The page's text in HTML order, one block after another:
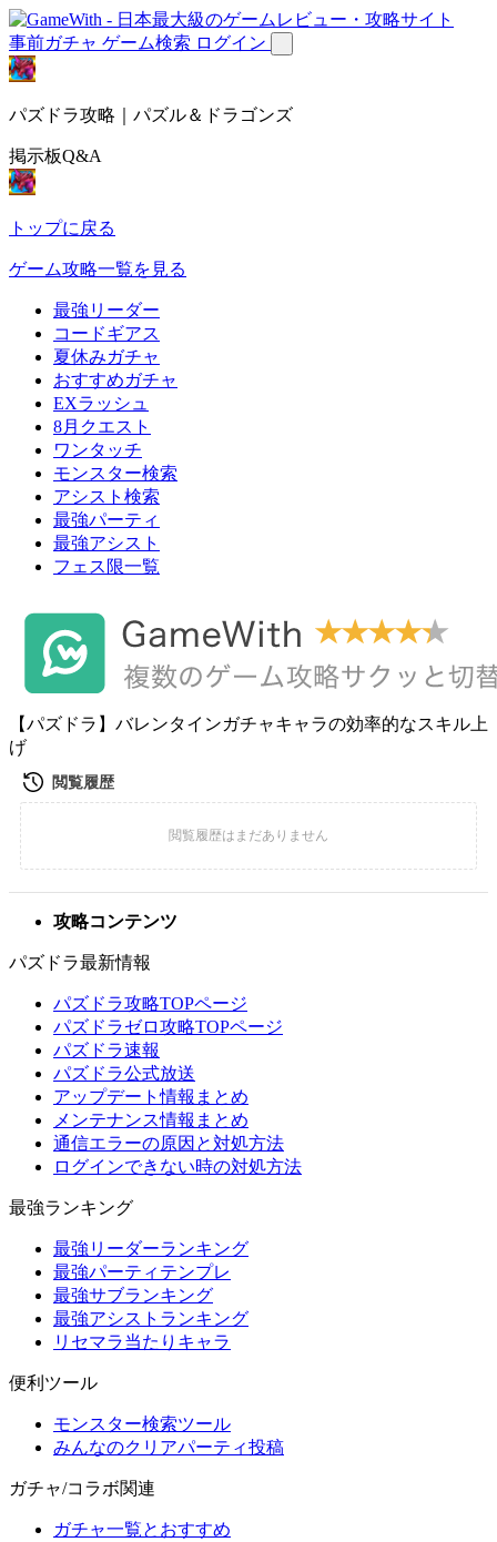
事前ガチャ ゲーム検索 ログイン
パズドラ攻略｜パズル＆ドラゴンズ
掲示板Q&A
トップに戻る
ゲーム攻略一覧を見る
最強リーダー
コードギアス
夏休みガチャ
おすすめガチャ
EXラッシュ
8月クエスト
ワンタッチ
モンスター検索
アシスト検索
最強パーティ
最強アシスト
フェス限一覧
【パズドラ】バレンタインガチャキャラの効率的なスキル上
げ
攻略コンテンツ
パズドラ最新情報
パズドラ攻略TOPページ
パズドラゼロ攻略TOPページ
パズドラ速報
パズドラ公式放送
アップデート情報まとめ
メンテナンス情報まとめ
通信エラーの原因と対処方法
ログインできない時の対処方法
最強ランキング
最強リーダーランキング
最強パーティテンプレ
最強サブランキング
最強アシストランキング
リセマラ当たりキャラ
便利ツール
モンスター検索ツール
みんなのクリアパーティ投稿
ガチャ/コラボ関連
ガチャ一覧とおすすめ